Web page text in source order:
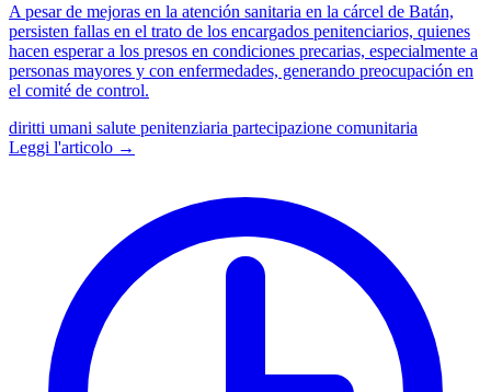
A pesar de mejoras en la atención sanitaria en la cárcel de Batán,
persisten fallas en el trato de los encargados penitenciarios, quienes
hacen esperar a los presos en condiciones precarias, especialmente a
personas mayores y con enfermedades, generando preocupación en
el comité de control.
diritti umani salute penitenziaria partecipazione comunitaria
Leggi l'articolo →